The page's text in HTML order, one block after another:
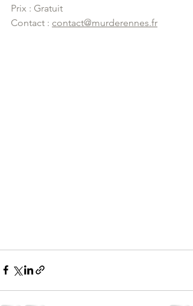
Prix : Gratuit
Contact : contact@murderennes.fr